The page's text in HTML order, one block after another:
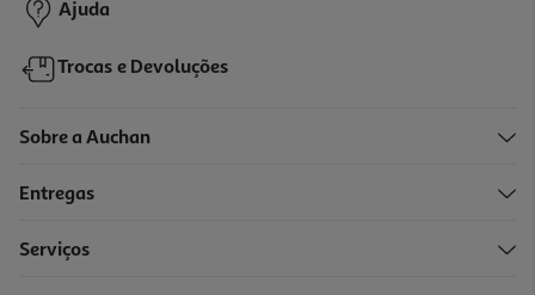
-24%
Ajuda
Trocas e Devoluções
Sobre a Auchan
Entregas
Serviços